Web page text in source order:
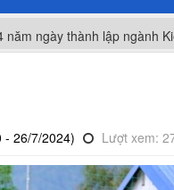
ngày thành lập ngành
- 26/7/2024) Lượt xem: